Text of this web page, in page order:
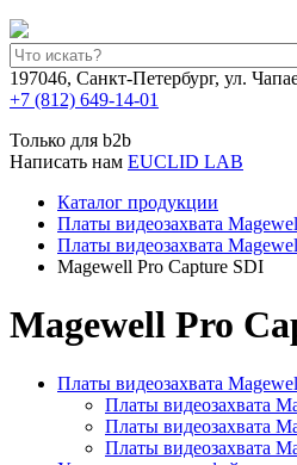
197046, Санкт-Петербург, ул.
+7 (812) 649-14-01
Только для b2b
Написать нам EUCLID LAB
Каталог продукции
Платы видеозахвата
Платы видеозахвата
Magewell Pro Capture SDI
Magewell Pro
Платы видеозахвата
Платы видеозахвата
Платы видеозахвата
Платы видеозахвата